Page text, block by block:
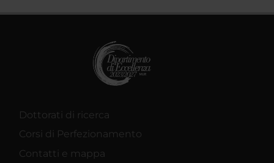
Dottorati di ricerca
Corsi di Perfezionamento
Contatti e mappa